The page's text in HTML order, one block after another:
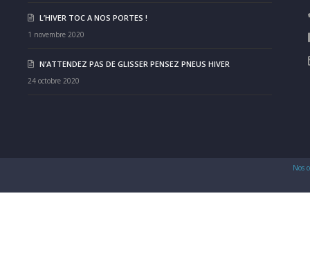
L’HIVER TOC A NOS PORTES !
1 novembre 2020
N’ATTENDEZ PAS DE GLISSER PENSEZ PNEUS HIVER
24 octobre 2020
Nos